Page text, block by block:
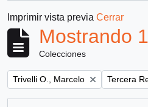
Imprimir vista previa Cerrar
Mostrando
Colecciones
Remove filter:
Trivelli O., Marcelo Remove
Tercera